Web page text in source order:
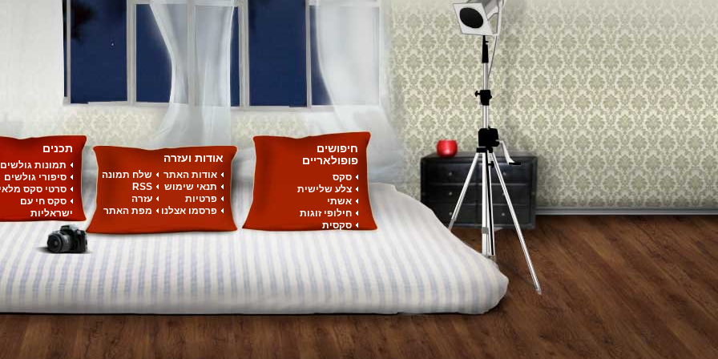
חיפושים
פופולאריים
סקס
צלע שלישית
אשתי
חילופי זוגות
סקסית
אודות ועזרה
אודות האתר
תנאי שימוש
פרטיות
פרסמו אצלנו
שלח תמונה
RSS
עזרה
מפת האתר
תכנים
תמונות גולשים
סיפורי גולשים
סרטי סקס
סקס חי עם
ישראליות